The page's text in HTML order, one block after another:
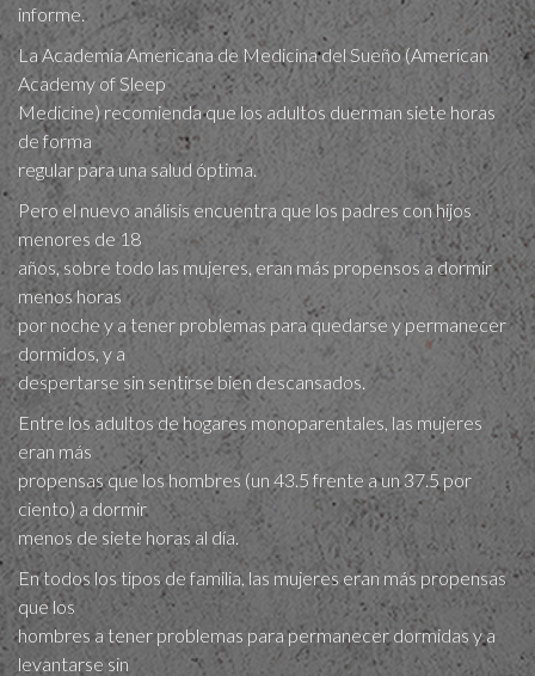
informe.
La Academia Americana de Medicina del Sueño (American
Academy of Sleep
Medicine) recomienda que los adultos duerman siete horas
de forma
regular para una salud óptima.
Pero el nuevo análisis encuentra que los padres con hijos
menores de 18
años, sobre todo las mujeres, eran más propensos a dormir
menos horas
por noche y a tener problemas para quedarse y permanecer
dormidos, y a
despertarse sin sentirse bien descansados.
Entre los adultos de hogares monoparentales, las mujeres
eran más
propensas que los hombres (un 43.5 frente a un 37.5 por
ciento) a dormir
menos de siete horas al día.
En todos los tipos de familia, las mujeres eran más propensas
que los
hombres a tener problemas para permanecer dormidas y a
levantarse sin